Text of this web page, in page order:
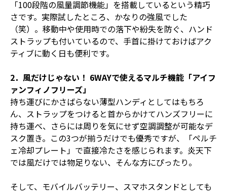
「100段階の風量調節機能」を搭載しているという精巧
さです。実際試したところ、かなりの強風でした
（笑）。移動中や使用時での落下や紛失を防ぐ、ハンド
ストラップも付いているので、手首に掛けておけばアク
ティブに動く日も便利です。
2．風だけじゃない！ 6WAYで使えるマルチ機能「アイフ
ァンフィノフリーズ」
持ち運びにかさばらない薄型ハンディとしてはもちろ
ん、ストラップをつけると首からかけてハンズフリーに
持ち運べ、さらには周りを気にせず空調調整が可能なデ
スク置き。この3つが揃うだけでも優秀ですが、「ペルチ
ェ冷却プレート」で直接冷たさを感じられます。炎天下
では風だけでは物足りない、そんな方にぴったり。
そして、モバイルバッテリー、スマホスタンドとしても